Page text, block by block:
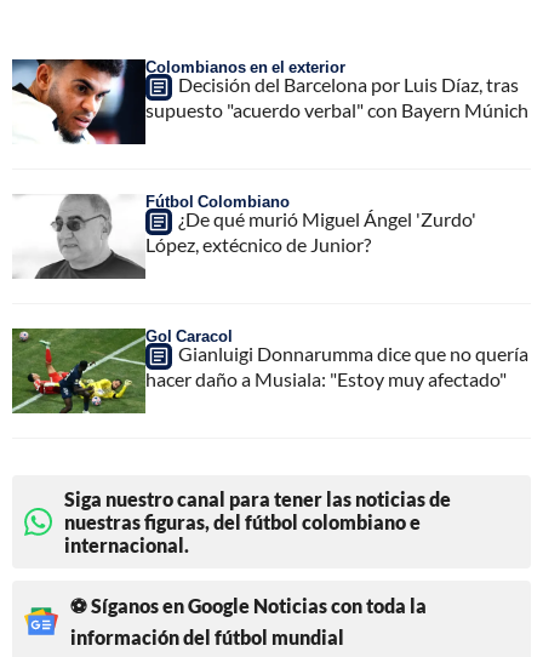
Colombianos en el exterior
Decisión del Barcelona por Luis Díaz, tras
supuesto "acuerdo verbal" con Bayern Múnich
Fútbol Colombiano
¿De qué murió Miguel Ángel 'Zurdo'
López, extécnico de Junior?
Gol Caracol
Gianluigi Donnarumma dice que no quería
hacer daño a Musiala: "Estoy muy afectado"
Siga nuestro canal para tener las noticias de
nuestras figuras, del fútbol colombiano e
internacional.
⚽ Síganos en Google Noticias con toda la
información del fútbol mundial